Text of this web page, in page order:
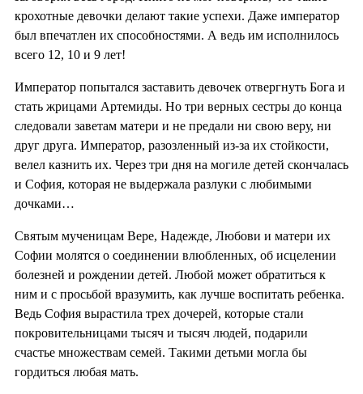
крохотные девочки делают такие успехи. Даже император
был впечатлен их способностями. А ведь им исполнилось
всего 12, 10 и 9 лет!
Император попытался заставить девочек отвергнуть Бога и
стать жрицами Артемиды. Но три верных сестры до конца
следовали заветам матери и не предали ни свою веру, ни
друг друга. Император, разозленный из-за их стойкости,
велел казнить их. Через три дня на могиле детей скончалась
и София, которая не выдержала разлуки с любимыми
дочками…
Святым мученицам Вере, Надежде, Любови и матери их
Софии молятся о соединении влюбленных, об исцелении
болезней и рождении детей. Любой может обратиться к
ним и с просьбой вразумить, как лучше воспитать ребенка.
Ведь София вырастила трех дочерей, которые стали
покровительницами тысяч и тысяч людей, подарили
счастье множествам семей. Такими детьми могла бы
гордиться любая мать.